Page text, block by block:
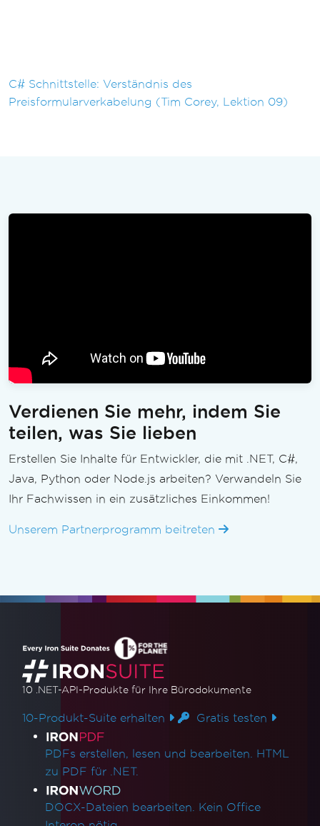
C# Schnittstelle: Verständnis des
Preisformularverkabelung (Tim Corey, Lektion 09)
Verdienen Sie mehr, indem Sie
teilen, was Sie lieben
Erstellen Sie Inhalte für Entwickler, die mit .NET, C#,
Java, Python oder Node.js arbeiten? Verwandeln Sie
Ihr Fachwissen in ein zusätzliches Einkommen!
Unserem Partnerprogramm beitreten
10 .NET-API-Produkte für Ihre Bürodokumente
10-Produkt-Suite erhalten Gratis testen
Produktlinks
PDFs erstellen, lesen und bearbeiten. HTML
zu PDF für .NET.
DOCX-Dateien bearbeiten. Kein Office